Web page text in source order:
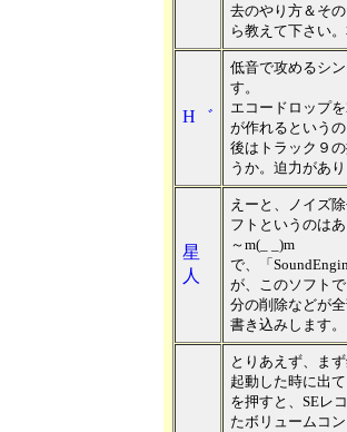
去のやり方＆そ
ら教えて下さい
H゛
低音で攻めるシ
す。
エコードロップ
が作れるという
後はトラック９
うか。迫力があ
星
人
えーと、ノイズ
フトというのは
～m(_ _)m
で、「
が、このソフト
分の削除などが
書き込みします。
とりあえず、ま
起動した時に出
を押すと、SEレ
たボリュームコ